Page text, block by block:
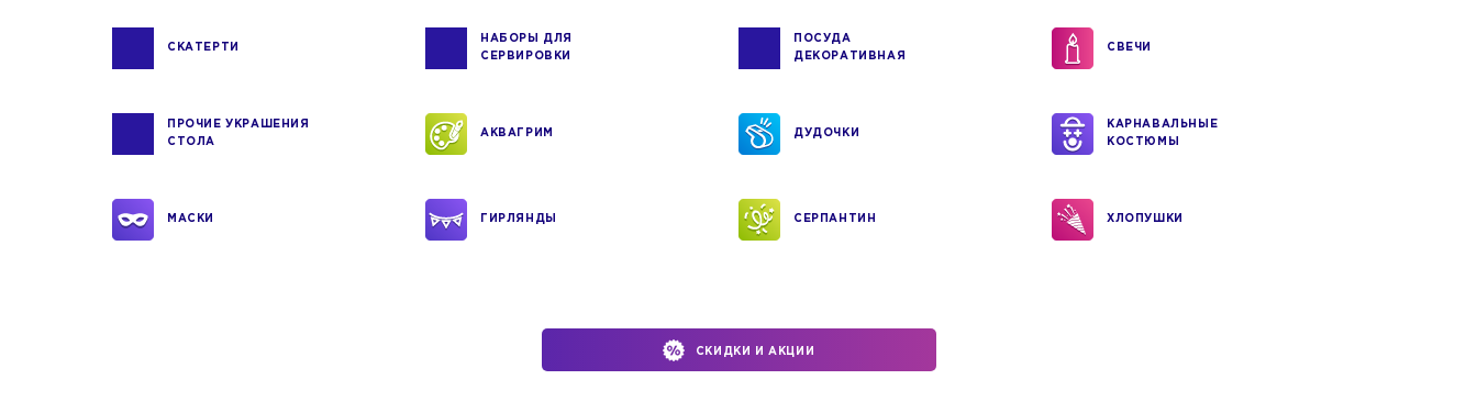
СКАТЕРТИ
НАБОРЫ ДЛЯ
СЕРВИРОВКИ
ПОСУДА
ДЕКОРАТИВНАЯ
СВЕЧИ
ПРОЧИЕ УКРАШЕНИЯ
СТОЛА
АКВАГРИМ ДУДОЧКИ
КАРНАВАЛЬНЫЕ
КОСТЮМЫ
МАСКИ ГИРЛЯНДЫ СЕРПАНТИН ХЛОПУШКИ
СКИДКИ И АКЦИИ